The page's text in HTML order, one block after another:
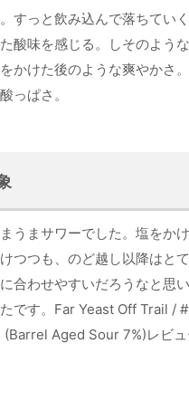
すっと飲み込んで落ちてい
酸味を感じる。しそのよう
かけた後のような爽やかさ
っぱさ。
うまサワーでした。塩をか
つつも、のど越し以降はと
合わせやすいだろうなと思い
です。Far Yeast Off Trail /
Aged Sour 7%)レビ